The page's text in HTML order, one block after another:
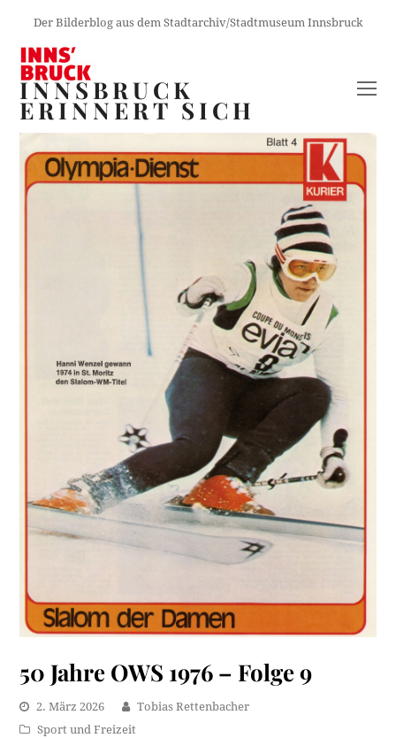
Der Bilderblog aus dem Stadtarchiv/Stadtmuseum Innsbruck
INNSBRUCK
ERINNERT SICH
50 Jahre OWS 1976 – Folge 9
2. März 2026
Tobias Rettenbacher
Sport und Freizeit